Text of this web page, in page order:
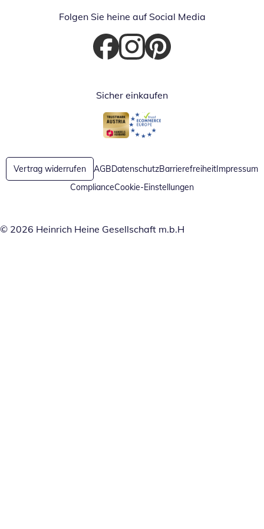
Folgen Sie heine auf Social Media
Öffnet in neuem Fenster
Öffnet in neuem Fenster
Öffnet in neuem Fenster
Sicher einkaufen
Öffnet in neuem Fenster
Öffnet in neuem Fenster
Vertrag widerrufen AGBDatenschutzBarrierefreiheitImpressum
ComplianceCookie-Einstellungen
© 2026 Heinrich Heine Gesellschaft m.b.H